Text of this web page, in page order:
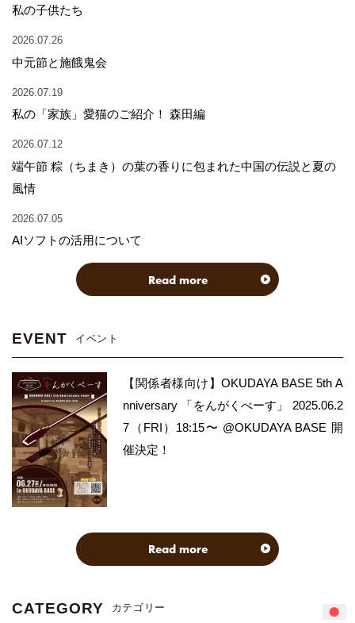
私の子供たち
2026.07.26
中元節と施餓鬼会
2026.07.19
私の「家族」愛猫のご紹介！ 森田編
2026.07.12
端午節 粽（ちまき）の葉の香りに包まれた中国の伝説と夏の
風情
2026.07.05
AIソフトの活用について
Read more
EVENT イベント
【関係者様向け】OKUDAYA BASE 5th A
nniversary 「をんがくべーす」 2025.06.2
7（FRI）18:15〜 @OKUDAYA BASE 開
催決定！
Read more
CATEGORY カテゴリー